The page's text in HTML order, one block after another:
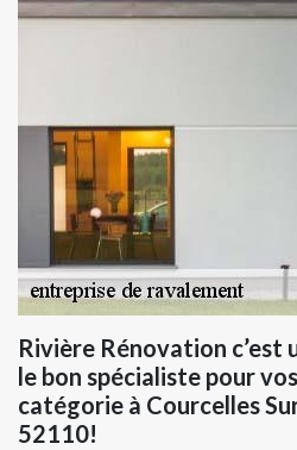
Rivière Rénovation
le bon spécialiste pour
catégorie à Courcelles
52110!